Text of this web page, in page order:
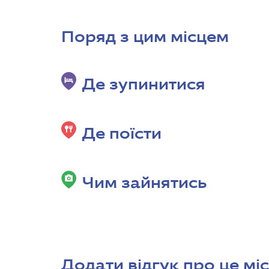
Поряд з цим місцем
Де зупинитися
Де поїсти
Чим зайнятись